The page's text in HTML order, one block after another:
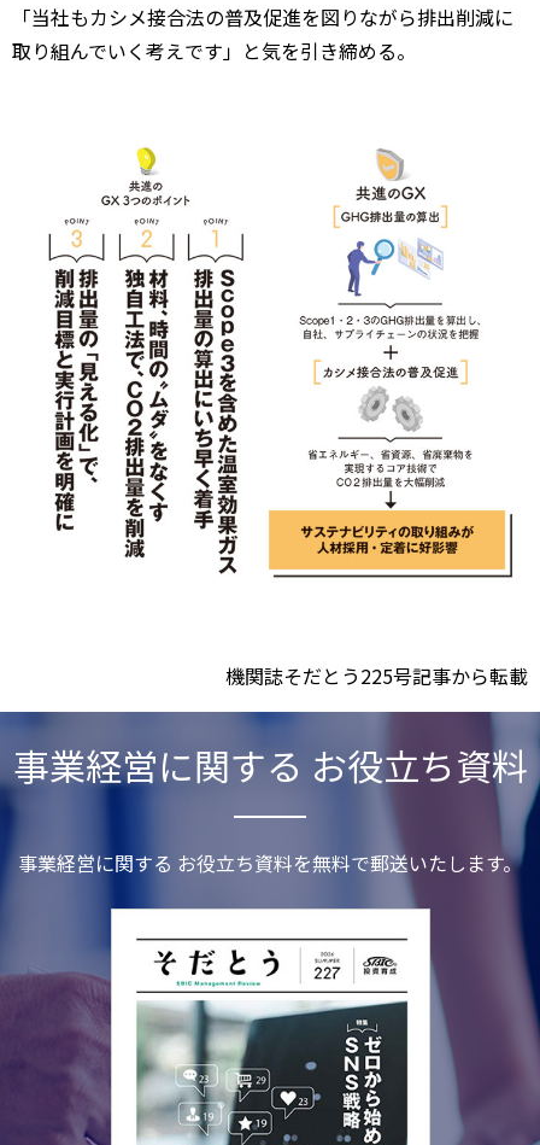
「当社もカシメ接合法の普及促進を図りながら排出削減に
取り組んでいく考えです」と気を引き締める。
機関誌そだとう225号記事から転載
事業経営に関する お役立ち資料
事業経営に関する お役立ち資料を無料で郵送いたします。